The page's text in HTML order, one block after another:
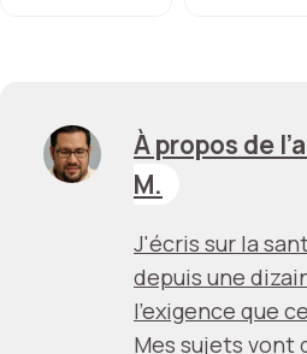
À propos de
M.
J'écris sur la
depuis une
l'exigence que
Mes sujets vont